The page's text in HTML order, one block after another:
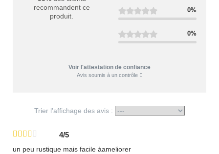
recommandent ce
produit.
0%
0%
Voir l'attestation de confiance
Avis soumis à un contrôle
Trier l'affichage des avis :
4/5
un peu rustique mais facile àameliorer